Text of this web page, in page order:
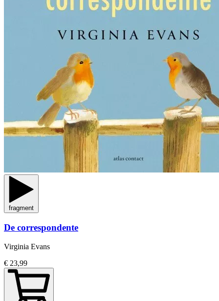
fragment
De correspondente
Virginia Evans
€ 23,99